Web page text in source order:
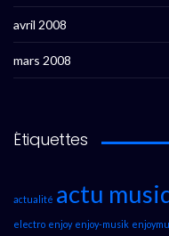
avril 2008
mars 2008
Étiquettes
actualité actu
electro enjoy enjoy-musik